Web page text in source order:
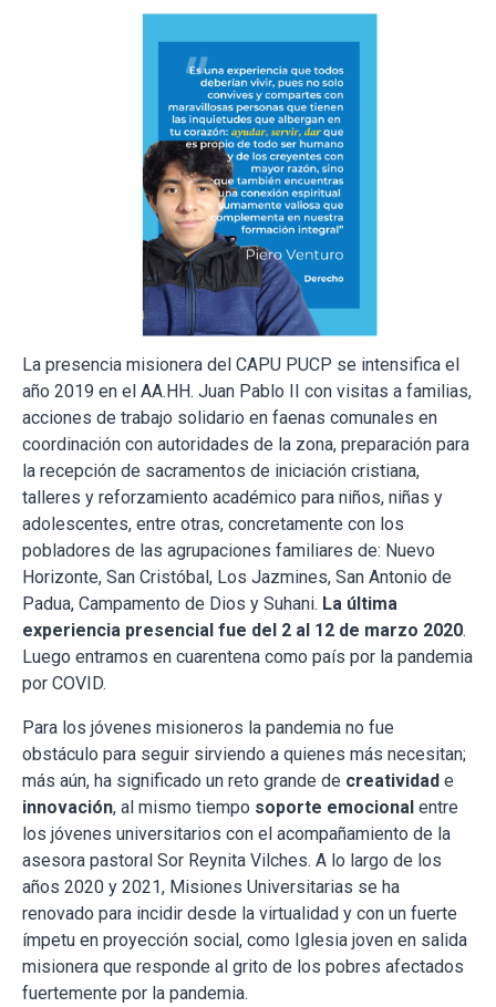
La presencia misionera del CAPU PUCP se intensifica el
año 2019 en el AA.HH. Juan Pablo II con visitas a familias,
acciones de trabajo solidario en faenas comunales en
coordinación con autoridades de la zona, preparación para
la recepción de sacramentos de iniciación cristiana,
talleres y reforzamiento académico para niños, niñas y
adolescentes, entre otras, concretamente con los
pobladores de las agrupaciones familiares de: Nuevo
Horizonte, San Cristóbal, Los Jazmines, San Antonio de
Padua, Campamento de Dios y Suhani. La última
experiencia presencial fue del 2 al 12 de marzo 2020.
Luego entramos en cuarentena como país por la pandemia
por COVID.
Para los jóvenes misioneros la pandemia no fue
obstáculo para seguir sirviendo a quienes más necesitan;
más aún, ha significado un reto grande de creatividad e
innovación, al mismo tiempo soporte emocional entre
los jóvenes universitarios con el acompañamiento de la
asesora pastoral Sor Reynita Vilches. A lo largo de los
años 2020 y 2021, Misiones Universitarias se ha
renovado para incidir desde la virtualidad y con un fuerte
ímpetu en proyección social, como Iglesia joven en salida
misionera que responde al grito de los pobres afectados
fuertemente por la pandemia.